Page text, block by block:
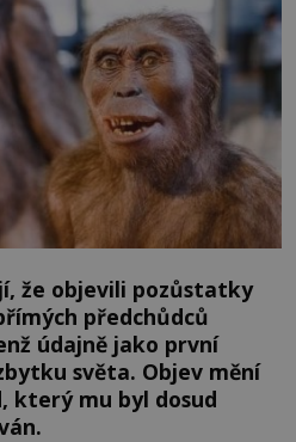
že objevili pozůstatky
předchůdců
údajně jako první
světa. Objev mění
který mu byl dosud